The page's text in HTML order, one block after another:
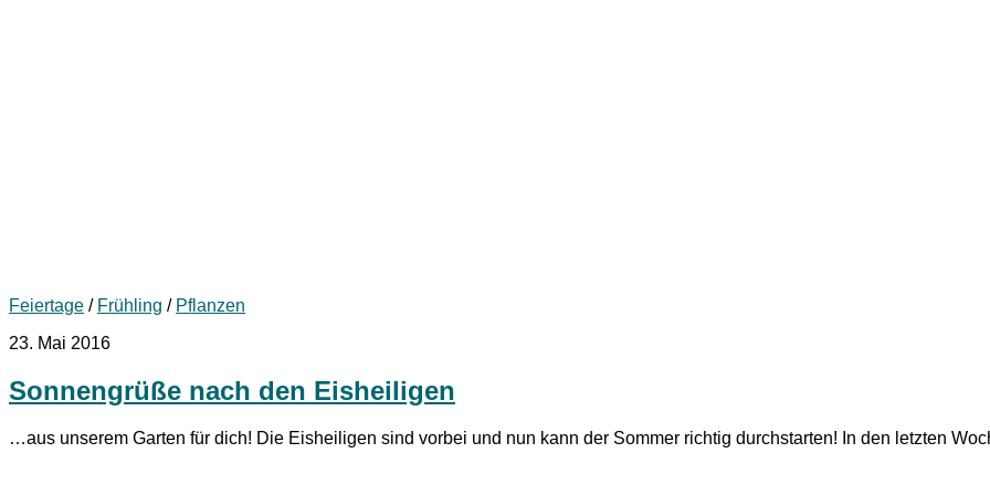
Feiertage / Frühling / Pflanzen
23. Mai 2016
Sonnengrüße nach den Eisheiligen
…aus unserem Garten für dich! Die Eisheiligen sind vorbei und nun kann der Sommer richtig durchstarten! In den letzten